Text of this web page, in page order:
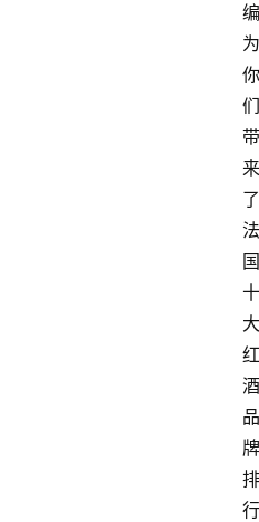
编
为
你
们
带
来
了
法
国
十
大
红
酒
品
牌
排
行